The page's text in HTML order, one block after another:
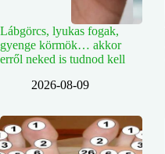
Lábgörcs, lyukas fogak,
gyenge körmök… akkor
erről neked is tudnod kell
2026-08-09